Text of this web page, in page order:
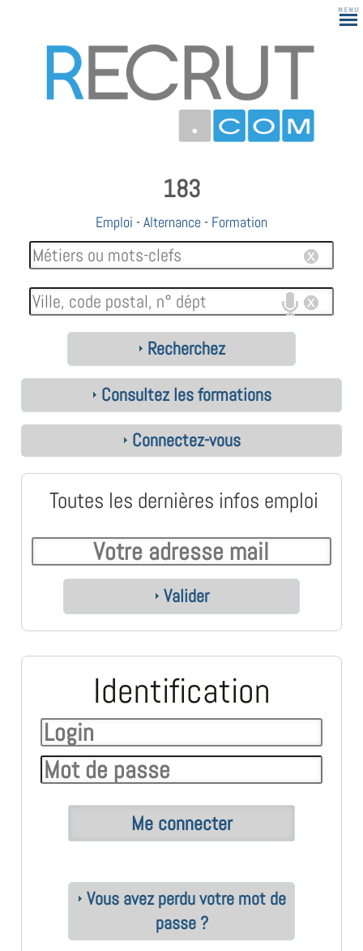
183
Emploi -Alternance - Formation
Recherchez
Consultez les formations
Connectez-vous
Toutes les dernières infos emploi
Valider
Identification
Vous avez perdu votre mot de
passe ?